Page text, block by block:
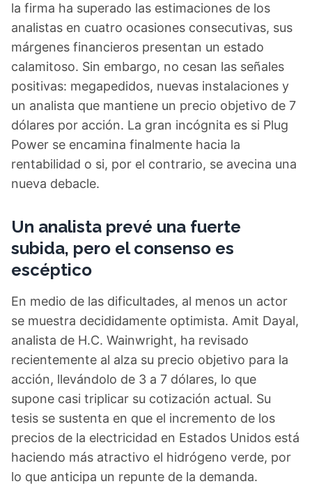
la firma ha superado las estimaciones de los
analistas en cuatro ocasiones consecutivas, sus
márgenes financieros presentan un estado
calamitoso. Sin embargo, no cesan las señales
positivas: megapedidos, nuevas instalaciones y
un analista que mantiene un precio objetivo de 7
dólares por acción. La gran incógnita es si Plug
Power se encamina finalmente hacia la
rentabilidad o si, por el contrario, se avecina una
nueva debacle.
Un analista prevé una fuerte
subida, pero el consenso es
escéptico
En medio de las dificultades, al menos un actor
se muestra decididamente optimista. Amit Dayal,
analista de H.C. Wainwright, ha revisado
recientemente al alza su precio objetivo para la
acción, llevándolo de 3 a 7 dólares, lo que
supone casi triplicar su cotización actual. Su
tesis se sustenta en que el incremento de los
precios de la electricidad en Estados Unidos está
haciendo más atractivo el hidrógeno verde, por
lo que anticipa un repunte de la demanda.